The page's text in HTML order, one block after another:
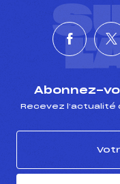
Abonnez-
Recevez l’actualité